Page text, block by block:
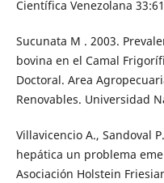
Científica Venezolana
Sucunata M . 2003.
bovina en el Camal
Doctoral. Area
Renovables. Universidad
Villavicencio A., Sandoval
hepática un problema
Asociación Holstein